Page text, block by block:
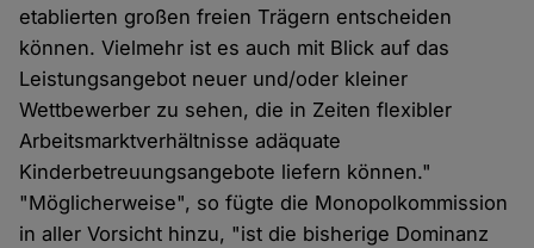
etablierten großen freien Trägern entscheiden
können. Vielmehr ist es auch mit Blick auf das
Leistungsangebot neuer und/oder kleiner
Wettbewerber zu sehen, die in Zeiten flexibler
Arbeitsmarktverhältnisse adäquate
Kinderbetreuungsangebote liefern können."
"Möglicherweise", so fügte die Monopolkommission
in aller Vorsicht hinzu, "ist die bisherige Dominanz